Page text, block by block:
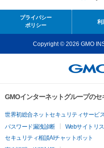
プライバシー
ポリシー
利
Copyright © 2026 GMO
GMOインターネットグループの
世界初総合ネットセキュリティサービ
パスワード漏洩診断
Webサイトリ
セキュリティ相談AIチャットボット